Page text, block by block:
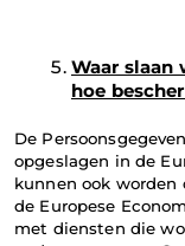
Waar slaan
hoe
De
opgeslagen in de
kunnen ook worden
de Europese
met diensten die